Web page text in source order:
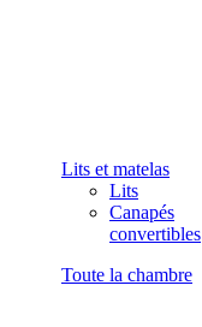
Lits et matelas
Lits
Canapés
convertibles
Toute la chambre